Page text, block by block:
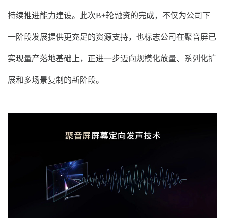
持续推进能力建设。此次B+轮融资的完成，不仅为公司下
一阶段发展提供更充足的资源支持，也标志公司在聚音屏已
实现量产落地基础上，正进一步迈向规模化放量、系列化扩
展和多场景复制的新阶段。